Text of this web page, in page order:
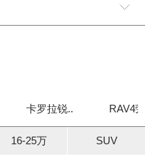
卡罗拉锐.. RAV4
16-25万 SUV